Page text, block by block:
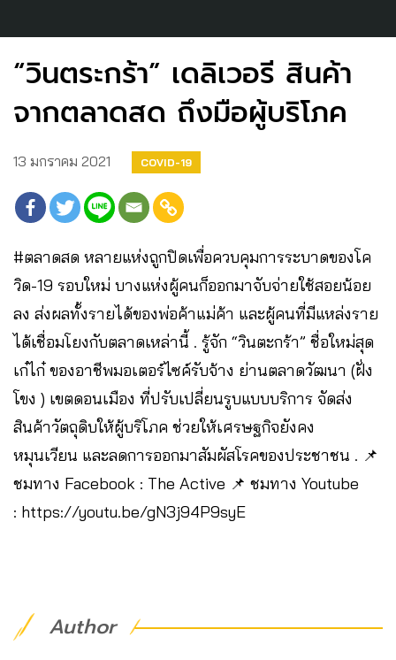
“วินตระกร้า” เดลิเวอรี สินค้า
จากตลาดสด ถึงมือผู้บริโภค
13 มกราคม 2021 COVID-19
#ตลาดสด หลายแห่งถูกปิดเพื่อควบคุมการระบาดของโค
วิด-19 รอบใหม่ บางแห่งผู้คนก็ออกมาจับจ่ายใช้สอยน้อย
ลง ส่งผลทั้งรายได้ของพ่อค้าแม่ค้า และผู้คนที่มีแหล่งราย
ได้เชื่อมโยงกับตลาดเหล่านี้ . รู้จัก “วินตะกร้า” ชื่อใหม่สุด
เก๋ไก๋ ของอาชีพมอเตอร์ไซค์รับจ้าง ย่านตลาดวัฒนา (ฝั่ง
โขง ) เขตดอนเมือง ที่ปรับเปลี่ยนรูบแบบบริการ จัดส่ง
สินค้าวัตถุดิบให้ผู้บริโภค ช่วยให้เศรษฐกิจยังคง
หมุนเวียน และลดการออกมาสัมผัสโรคของประชาชน . 📌
ชมทาง Facebook : The Active 📌 ชมทาง Youtube
: https://youtu.be/gN3j94P9syE
Author